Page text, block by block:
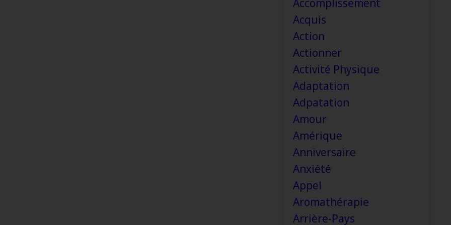
Accomplissement
Acquis
Action
Actionner
Activité Physique
Adaptation
Adpatation
Amour
Amérique
Anniversaire
Anxiété
Appel
Aromathérapie
Arrière-Pays